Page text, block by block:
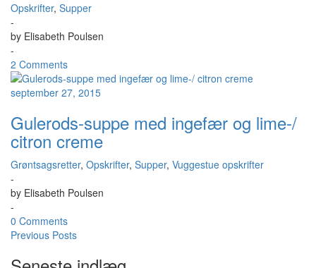
Opskrifter, Supper
-
by Elisabeth Poulsen
-
2 Comments
september 27, 2015
Gulerods-suppe med ingefær og lime-/
citron creme
Grøntsagsretter, Opskrifter, Supper, Vuggestue opskrifter
-
by Elisabeth Poulsen
-
0 Comments
Previous Posts